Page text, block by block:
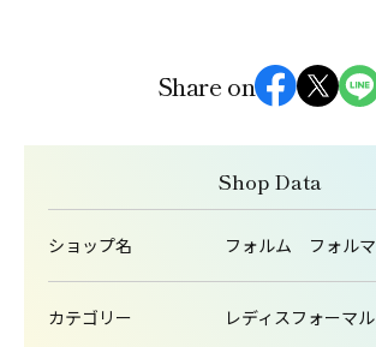
Share on
Shop Data
ショップ名 フォルム フォルマ
カテゴリー レディスフォーマル